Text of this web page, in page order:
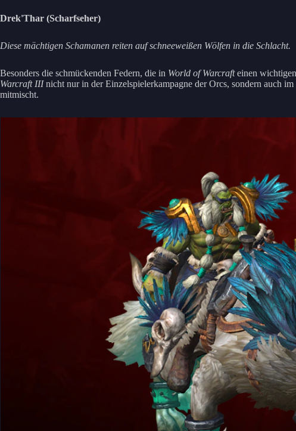
Drek'Thar (Scharfseher)
Diese mächtigen Schamanen reiten auf schneeweißen Wölfen in die Schlacht.
Besonders die schmückenden Federn, die in World of Warcrafteinen
Warcraft IIInicht nur in der Einzelspielerkampagne der Orcs, sondern auch
mitmischt.